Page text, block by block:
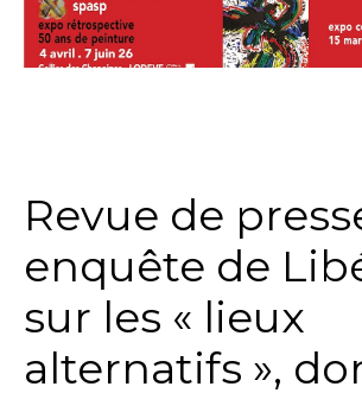
Revue de
enquête de
sur les « lieux
alternatifs »,